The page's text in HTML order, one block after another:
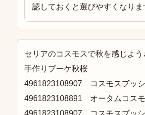
認しておくと選びやすくなりま
セリアのコスモスで秋を感じよう
手作りブーケ秋桜
4961823108907 コスモスブッシ
4961823108891 オータムコス